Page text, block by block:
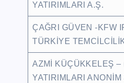
YATIRIMLARI A.Ş.
ÇAĞRI GÜVEN -KFW
TÜRKİYE
AZMİ KÜÇÜKKELEŞ –
YATIRIMLARI ANONİM